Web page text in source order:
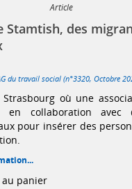
Article
Stamtish, des
du travail social (n°3320, Octobre
Strasbourg où une
en collaboration avec
pour insérer des
panier